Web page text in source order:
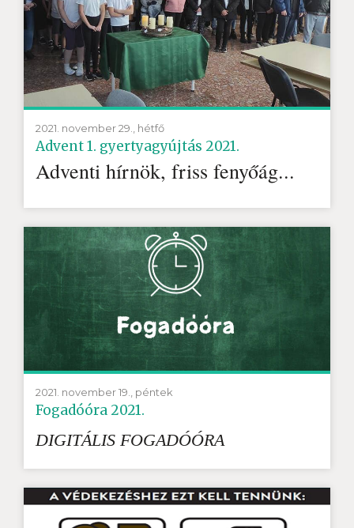
2021. november 29., hétfő
Advent 1. gyertyagyújtás 2021.
Adventi hírnök, friss fenyőág...
2021. november 19., péntek
Fogadóóra 2021.
DIGITÁLIS FOGADÓÓRA